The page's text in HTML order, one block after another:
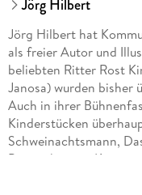
Jörg Hilbert
Jörg Hilbert hat
als freier Autor und
beliebten Ritter Rost
Janosa) wurden bisher
Auch in ihrer
Kinderstücken
Schweinachtsmann,
Pappenheimer, Karo